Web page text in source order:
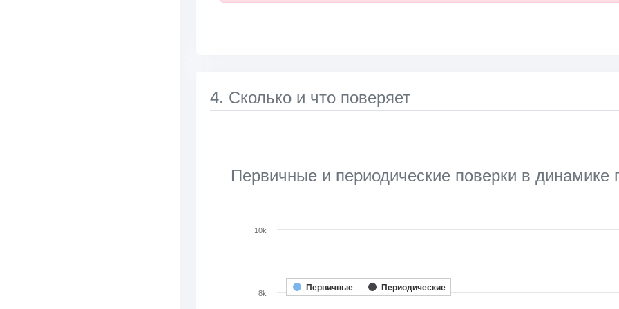
4. Сколько и что поверяет
Первичные и периодические поверки в
The chart has 1 X axis displaying categories.
Первичные Периодические
8k
10k